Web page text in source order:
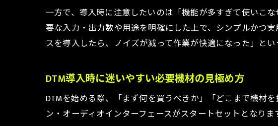
拡張性を意
一方で、導入時に注意したいのは「機能が多すぎて使いこ
要な入力・出力数や用途を明確にした上で、シンプルかつ
スを導入したら、ノイズが減って作業が快適になった」と
DTM導入時に迷いやすい必要機材の見極め方
DTMを始める際、「まず何を買うべきか」「どこまで機材
ン・オーディオインターフェースがスタートセットとなりま